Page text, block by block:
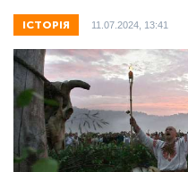
ІСТОРІЯ 11.07.2024, 13:41